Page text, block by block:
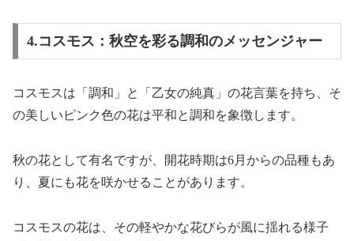
4.コスモス：秋空を彩る調和のメッセンジャー
コスモスは「調和」と「乙女の純真」の花言葉を持ち、そ
の美しいピンク色の花は平和と調和を象徴します。
秋の花として有名ですが、開花時期は6月からの品種もあ
り、夏にも花を咲かせることがあります。
コスモスの花は、その軽やかな花びらが風に揺れる様子